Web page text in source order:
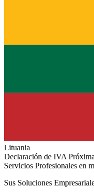
Lituania
Declaración de IVA Próxima
Servicios Profesionales en
Sus Soluciones